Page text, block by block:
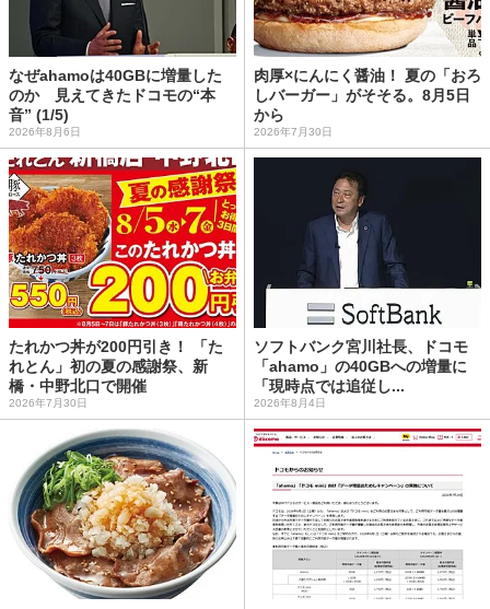
なぜahamoは40GBに増量した
のか 見えてきたドコモの“本
音” (1/5)
2026年8月6日
肉厚×にんにく醤油！ 夏の「おろ
しバーガー」がそそる。8月5日
から
2026年7月30日
たれかつ丼が200円引き！ 「た
れとん」初の夏の感謝祭、新
橋・中野北口で開催
2026年7月30日
ソフトバンク宮川社長、ドコモ
「ahamo」の40GBへの増量に
「現時点では追従し...
2026年8月4日